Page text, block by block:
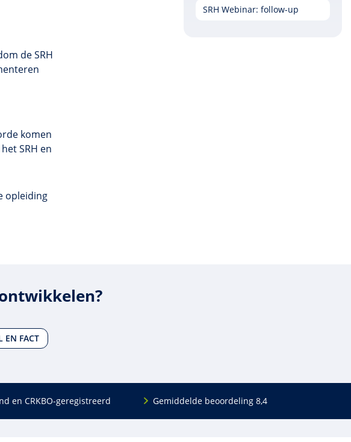
SRH Webinar: follow-up
de SRH
komen
SRH en
opleiding
EN FACT
en CRKBO-geregistreerd Gemiddelde beoordeling 8,4